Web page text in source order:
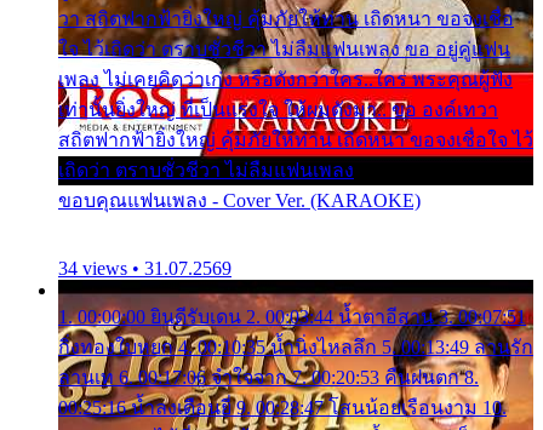
วา สถิตฟากฟ้ายิ่งใหญ่ คุ้มภัยให้ท่าน เถิดหนา ขอจงเชื่อ
ใจ ไว้เถิดว่า ตราบชั่วชีวา ไม่ลืมแฟนเพลง ขอ อยู่คู่แฟน
เพลง ไม่เคยคิดว่าเก่ง หรือดังกว่าใคร..ใคร พระคุณผู้ฟัง
เท่านั้นยิ่งใหญ่ ที่เป็นแรงใจ ให้ผมดังมา.. ขอ องค์เทวา
สถิตฟากฟ้ายิ่งใหญ่ คุ้มภัยให้ท่าน เถิดหนา ขอจงเชื่อใจ ไว้
เถิดว่า ตราบชั่วชีวา ไม่ลืมแฟนเพลง
ขอบคุณแฟนเพลง - Cover Ver. (KARAOKE)
34 views • 31.07.2569
1. 00:00:00 ยินดีรับเดน 2. 00:03:44 น้ำตาอีสาน 3. 00:07:51
กิ่งทองใบหยก 4. 00:10:35 น้ำนิ่งไหลลึก 5. 00:13:49 ลานรัก
ลานเท 6. 00:17:06 จำใจจาก 7. 00:20:53 คืนฝนตก 8.
00:25:16 น้ำลงเดือนยี่ 9. 00:28:47 โสนน้อยเรือนงาม 10.